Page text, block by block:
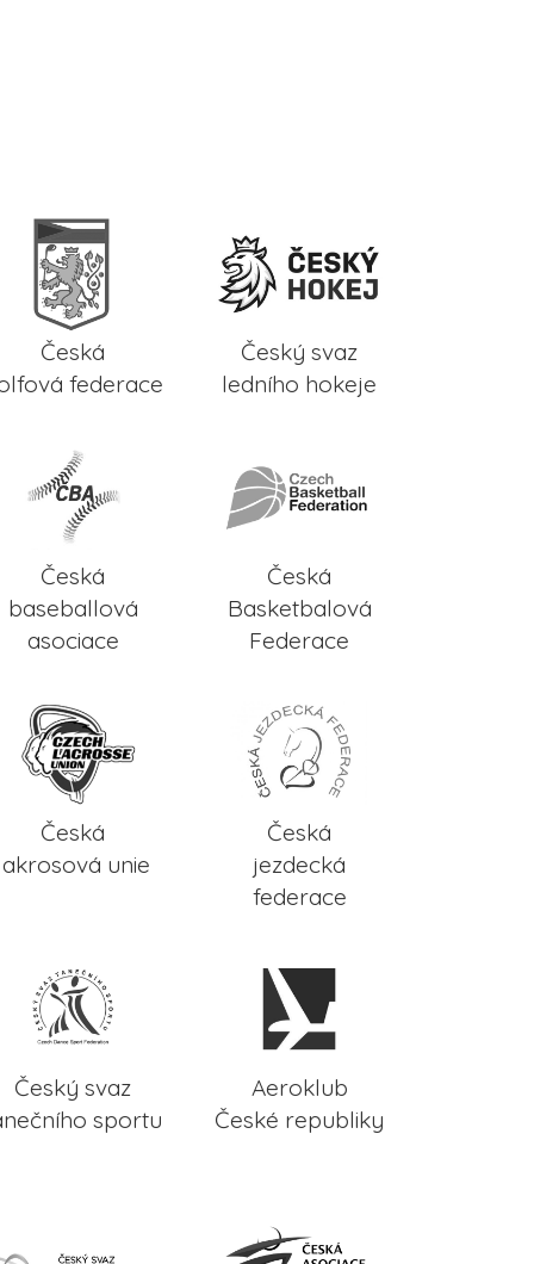
Česká
federace
Český svaz
ledního hokeje
Česká
baseballová
asociace
Česká
Basketbalová
Federace
Česká
unie
Česká
jezdecká
federace
Český svaz
sportu
Aeroklub
České republiky